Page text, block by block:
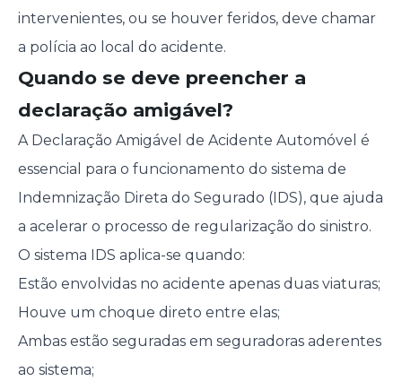
intervenientes, ou se houver feridos, deve chamar
a polícia ao local do acidente.
Quando se deve preencher a
declaração amigável?
A Declaração Amigável de Acidente Automóvel é
essencial para o funcionamento do sistema de
Indemnização Direta do Segurado (IDS), que ajuda
a acelerar o processo de regularização do sinistro.
O sistema IDS aplica-se quando:
Estão envolvidas no acidente apenas duas viaturas;
Houve um choque direto entre elas;
Ambas estão seguradas em seguradoras aderentes
ao sistema;